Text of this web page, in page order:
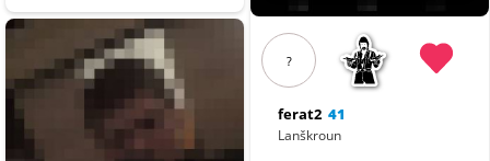
?
ferat2 41
Lanškroun